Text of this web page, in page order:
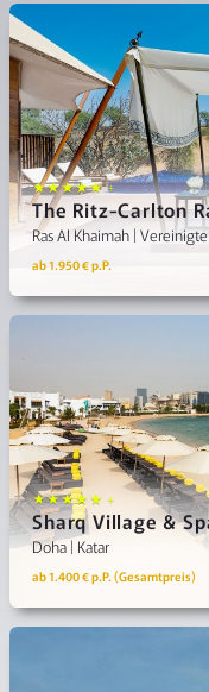
★★★★★ +
The Ritz-Carlton
Ras Al Khaimah |
ab 1.950 € p.P.
★★★★★ +
Sharq Village &
Doha | Katar
ab 1.400 € p.P. (Gesamtpreis)